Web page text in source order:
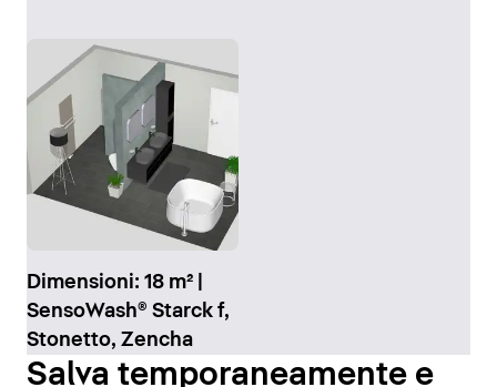
Dimensioni: 18 m² |
SensoWash® Starck f,
Stonetto, Zencha
Salva temporaneamente e